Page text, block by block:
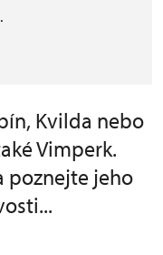
Kvilda nebo
Vimperk.
poznejte jeho